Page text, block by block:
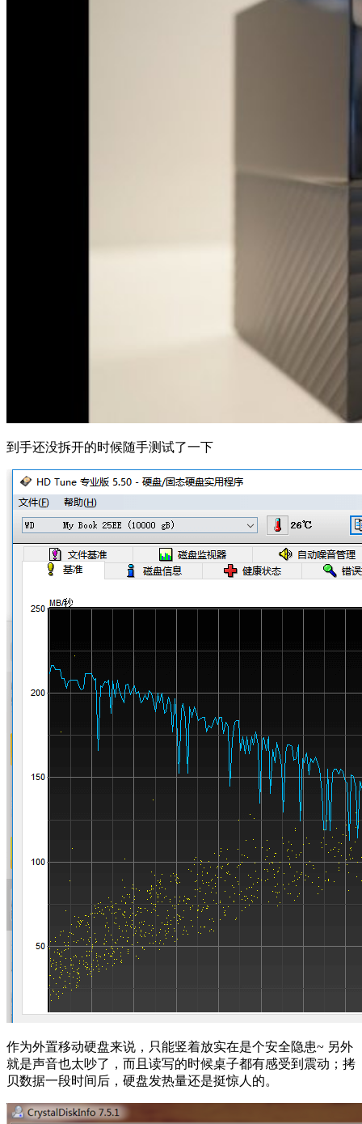
到手还没拆开的时候随手测试了一下
作为外置移动硬盘来说，只能竖着放实在是个安全隐患~ 另外
就是声音也太吵了，而且读写的时候桌子都有感受到震动；拷
贝数据一段时间后，硬盘发热量还是挺惊人的。